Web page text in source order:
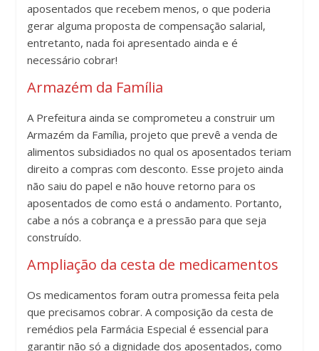
aposentados que recebem menos, o que poderia
gerar alguma proposta de compensação salarial,
entretanto, nada foi apresentado ainda e é
necessário cobrar!
Armazém da Família
A Prefeitura ainda se comprometeu a construir um
Armazém da Família, projeto que prevê a venda de
alimentos subsidiados no qual os aposentados teriam
direito a compras com desconto. Esse projeto ainda
não saiu do papel e não houve retorno para os
aposentados de como está o andamento. Portanto,
cabe a nós a cobrança e a pressão para que seja
construído.
Ampliação da cesta de medicamentos
Os medicamentos foram outra promessa feita pela
que precisamos cobrar. A composição da cesta de
remédios pela Farmácia Especial é essencial para
garantir não só a dignidade dos aposentados, como